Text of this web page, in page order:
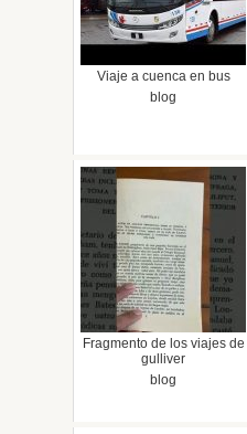
Viaje a cuenca en bus
blog
Fragmento de los viajes de
gulliver
blog